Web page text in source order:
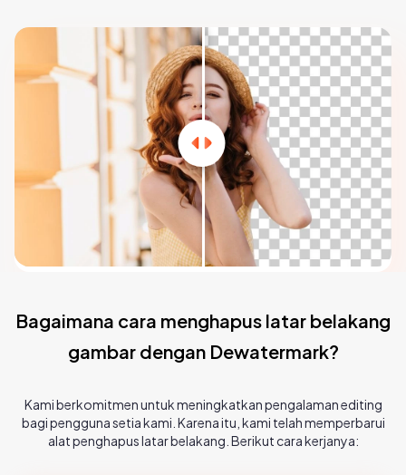
Bagaimana cara menghapus latar belakang
gambar dengan Dewatermark?
Kami berkomitmen untuk meningkatkan pengalaman editing
bagi pengguna setia kami. Karena itu, kami telah memperbarui
alat penghapus latar belakang. Berikut cara kerjanya: